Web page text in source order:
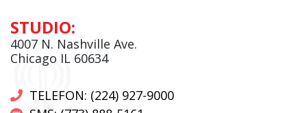
STUDIO:
4007 N. Nashville Ave.
Chicago IL 60634
TELEFON: (224) 927-9000